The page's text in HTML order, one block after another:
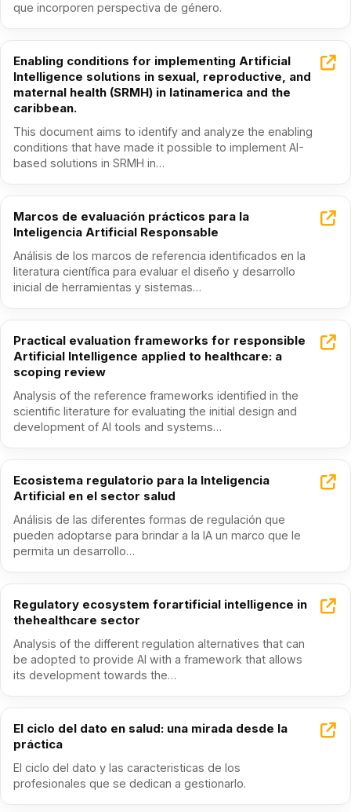
que incorporen perspectiva de género.
Enabling conditions for implementing Artificial
Intelligence solutions in sexual, reproductive, and
maternal health (SRMH) in latinamerica and the
caribbean.
This document aims to identify and analyze the enabling
conditions that have made it possible to implement AI-
based solutions in SRMH in…
Marcos de evaluación prácticos para la
Inteligencia Artificial Responsable
Análisis de los marcos de referencia identificados en la
literatura científica para evaluar el diseño y desarrollo
inicial de herramientas y sistemas…
Practical evaluation frameworks for responsible
Artificial Intelligence applied to healthcare: a
scoping review
Analysis of the reference frameworks identified in the
scientific literature for evaluating the initial design and
development of AI tools and systems…
Ecosistema regulatorio para la Inteligencia
Artificial en el sector salud
Análisis de las diferentes formas de regulación que
pueden adoptarse para brindar a la IA un marco que le
permita un desarrollo…
Regulatory ecosystem forartificial intelligence in
thehealthcare sector
Analysis of the different regulation alternatives that can
be adopted to provide AI with a framework that allows
its development towards the…
El ciclo del dato en salud: una mirada desde la
práctica
El ciclo del dato y las caracteristicas de los
profesionales que se dedican a gestionarlo.